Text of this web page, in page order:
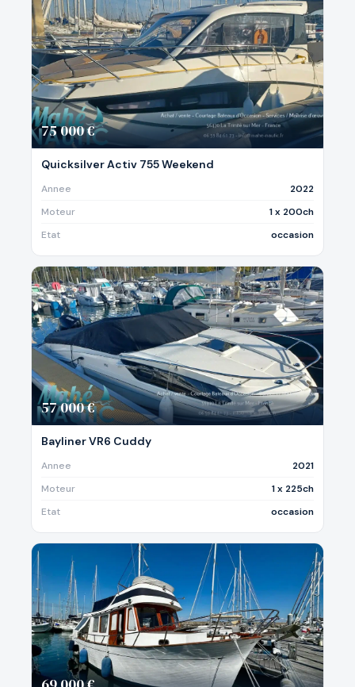
75 000 €
Quicksilver Activ 755 Weekend
Annee
2022
Moteur
1 x 200ch
Etat
occasion
57 000 €
Bayliner VR6 Cuddy
Annee
2021
Moteur
1 x 225ch
Etat
occasion